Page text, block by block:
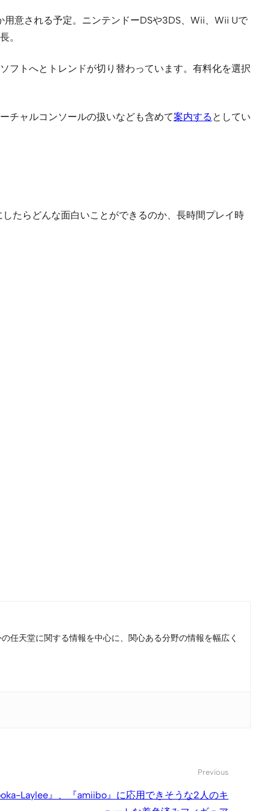
意される予定。ニンテンドーDSや3DS、Wii、Wii Uで
。
フトへとトレンドが切り替わっています。有料化を選択
チャルコンソールの扱いなども含めて案内する としてい
たらどんな面白いことができるのか、長時間プレイ時
任天堂に関する情報を中心に、関心ある分野の情報を幅広く
Previous
Laylee』、『amiibo』に応用できそうな2人のキ